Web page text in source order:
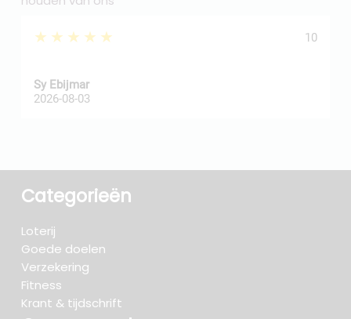
★★★★★ 10
Sy Ebijmar
2026-08-03
Categorieën
Loterij
Goede doelen
Verzekering
Fitness
Krant & tijdschrift